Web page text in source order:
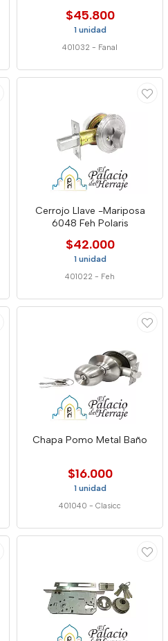
$45.800
1 unidad
401032 - Fanal
Cerrojo Llave -Mariposa
6048 Feh Polaris
$42.000
1 unidad
401022 - Feh
Chapa Pomo Metal Baño
$16.000
1 unidad
401040 - Clasicc